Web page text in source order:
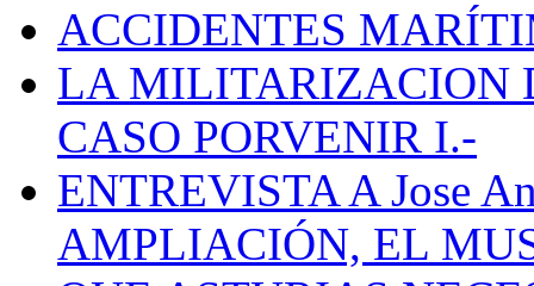
ACCIDENTES
LA MILITARIZACION
CASO PORVENIR I.-
ENTREVISTA A Jose
AMPLIACIÓN, EL